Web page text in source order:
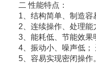
二 性能特点：
1、结构简单、制造容
2、连续操作、处理能
3、能耗低、节能效果
4、振动小、噪声低；
5、容易实现密闭操作